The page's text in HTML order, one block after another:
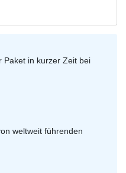
Paket in kurzer Zeit bei
weltweit führenden